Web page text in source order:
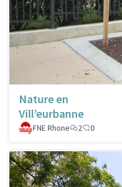
Nature en
Vill’eurbanne
FNE Rhone
2 0